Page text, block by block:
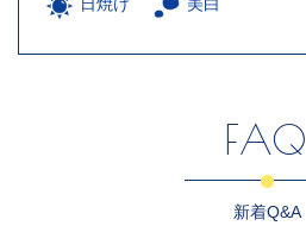
FAQ
新着Q&A